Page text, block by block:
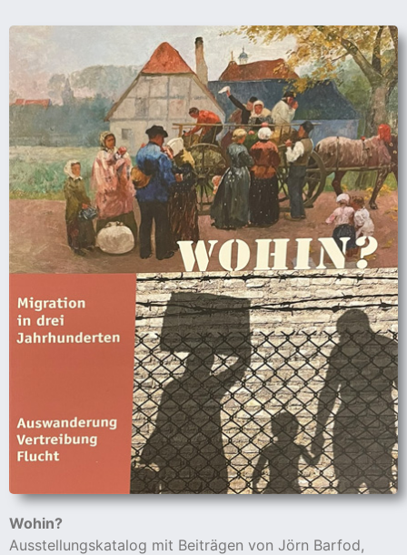
Wohin?
Ausstellungskatalog mit Beiträgen von Jörn Barfod,